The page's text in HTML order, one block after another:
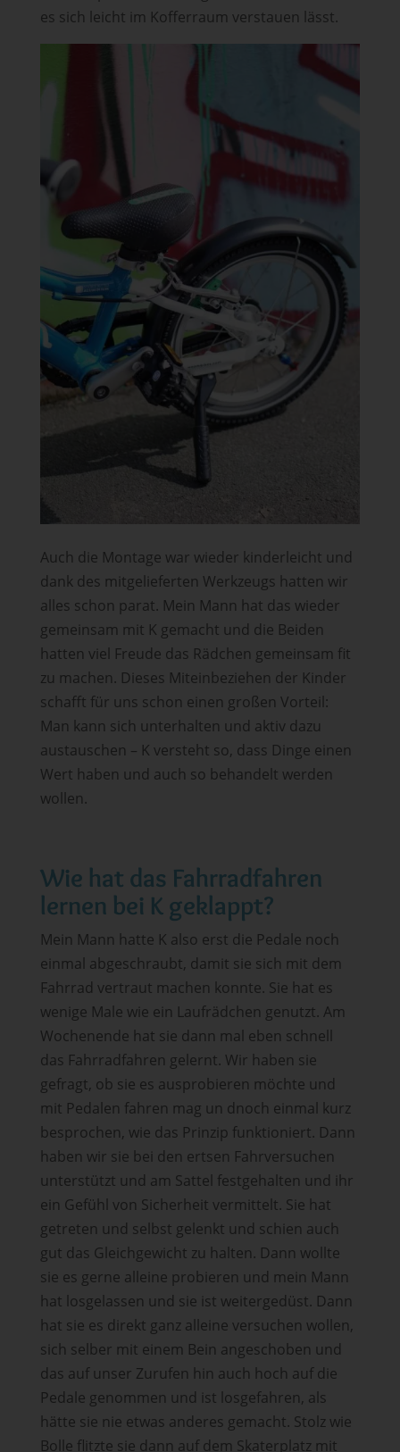
es sich leicht im Kofferraum verstauen lässt.
Auch die Montage war wieder kinderleicht und
dank des mitgelieferten Werkzeugs hatten wir
alles schon parat. Mein Mann hat das wieder
gemeinsam mit K gemacht und die Beiden
hatten viel Freude das Rädchen gemeinsam fit
zu machen. Dieses Miteinbeziehen der Kinder
schafft für uns schon einen großen Vorteil:
Man kann sich unterhalten und aktiv dazu
austauschen – K versteht so, dass Dinge einen
Wert haben und auch so behandelt werden
wollen.
Wie hat das Fahrradfahren
lernen bei K geklappt?
Mein Mann hatte K also erst die Pedale noch
einmal abgeschraubt, damit sie sich mit dem
Fahrrad vertraut machen konnte. Sie hat es
wenige Male wie ein Laufrädchen genutzt. Am
Wochenende hat sie dann mal eben schnell
das Fahrradfahren gelernt. Wir haben sie
gefragt, ob sie es ausprobieren möchte und
mit Pedalen fahren mag un dnoch einmal kurz
besprochen, wie das Prinzip funktioniert. Dann
haben wir sie bei den ertsen Fahrversuchen
unterstützt und am Sattel festgehalten und ihr
ein Gefühl von Sicherheit vermittelt. Sie hat
getreten und selbst gelenkt und schien auch
gut das Gleichgewicht zu halten. Dann wollte
sie es gerne alleine probieren und mein Mann
hat losgelassen und sie ist weitergedüst. Dann
hat sie es direkt ganz alleine versuchen wollen,
sich selber mit einem Bein angeschoben und
das auf unser Zurufen hin auch hoch auf die
Pedale genommen und ist losgefahren, als
hätte sie nie etwas anderes gemacht. Stolz wie
Bolle flitzte sie dann auf dem Skaterplatz mit